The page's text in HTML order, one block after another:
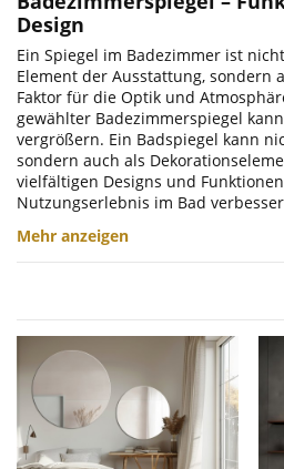
Design
Ein Spiegel im Badezimmer ist
Element der Ausstattung, sondern
Faktor für die Optik und
gewählter Badezimmerspiegel
vergrößern. Ein Badspiegel kann
sondern auch als
vielfältigen Designs und
Nutzungserlebnis im Bad
Mehr anzeigen